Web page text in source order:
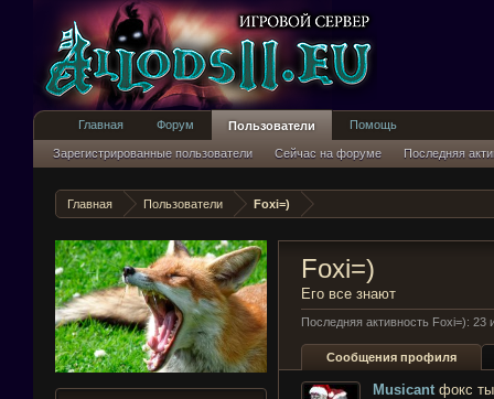
Главная Пользователи Foxi=)
Foxi=)
Его все знают
Последняя активность Foxi=): 23
Сообщения профиля
Musicant фокс
Главная Форум Пользователи
Зарегистрированные пользователи Сейчас на форуме Последняя
Помощь